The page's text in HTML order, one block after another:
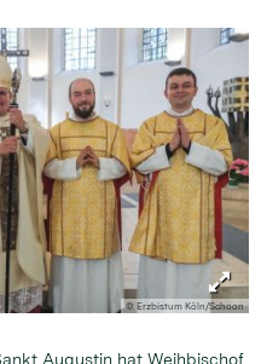
© Erzbistum Köln/Schoon
Augustin hat Weihbischof